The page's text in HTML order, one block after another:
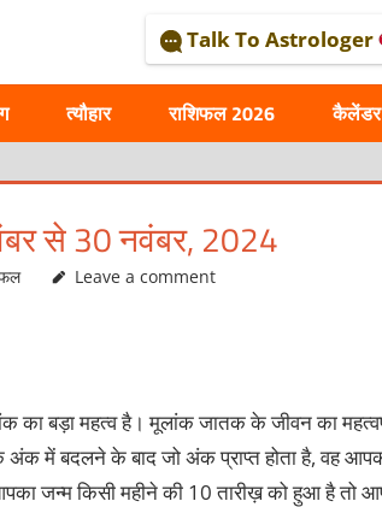
Talk To Astrologer
त्यौहार राशिफल 2026
से 30 नवंबर, 2024
Leave a comment
का बड़ा महत्व है। मूलांक जातक के जीवन का
अंक में बदलने के बाद जो अंक प्राप्त होता है, वह
जन्म किसी महीने की 10 तारीख़ को हुआ है तो